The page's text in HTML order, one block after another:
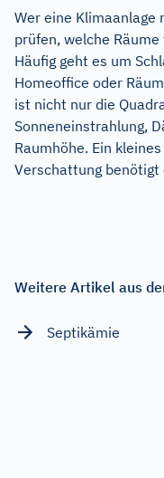
Wer eine
prüfen, welche
Häufig geht es um
Homeoffice oder
ist nicht nur die
Sonneneinstrahlung,
Raumhöhe. Ein
Verschattung benötigt
Weitere Artikel aus
Septikämie